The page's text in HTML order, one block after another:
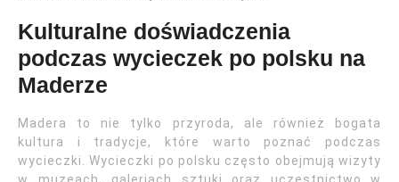
Kulturalne doświadczenia
podczas wycieczek po polsku na
Maderze
Madera to nie tylko przyroda, ale również bogata
kultura i tradycje, które warto poznać podczas
wycieczki. Wycieczki po polsku często obejmują wizyty